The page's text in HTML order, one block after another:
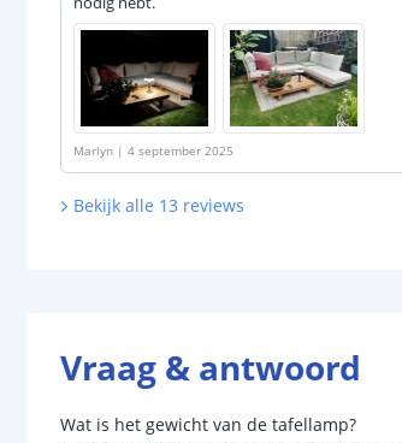
Marlyn | 4 september 2025
Bekijk alle 13 reviews
Vraag & antwoord
Wat is het gewicht van de tafellamp?